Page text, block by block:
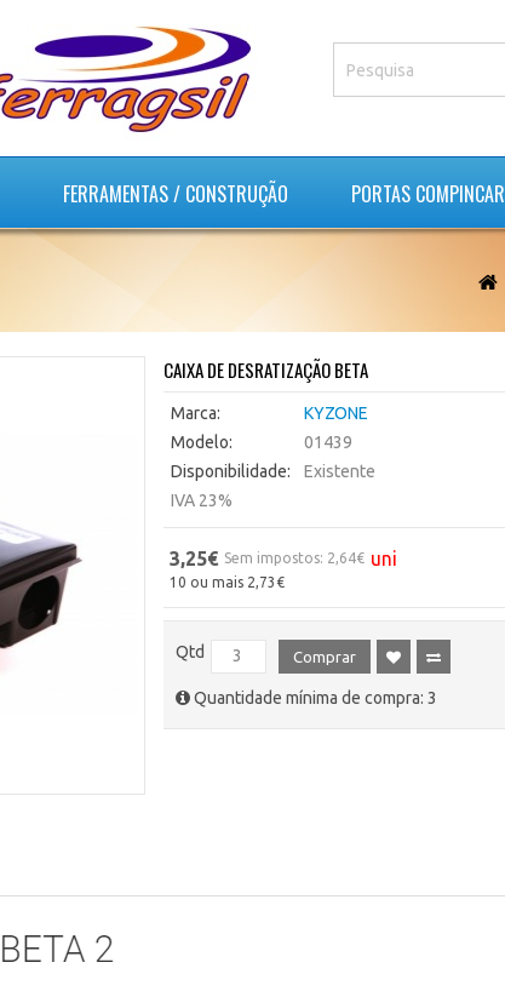
FERRAMENTAS / CONSTRUÇÃO PORTAS COMPINCAR
CAIXA DE DESRATIZAÇÃO BETA
Marca:
KYZONE
Modelo:
01439
Disponibilidade:
Existente
IVA 23%
3,25€ Sem impostos: 2,64€ uni
10 ou mais 2,73€
Qtd Comprar
Quantidade mínima de compra: 3